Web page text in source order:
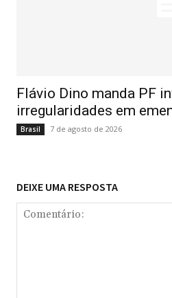
Flávio Dino manda PF
irregularidades em
Brasil 7 de agosto de 2026
DEIXE UMA RESPOSTA